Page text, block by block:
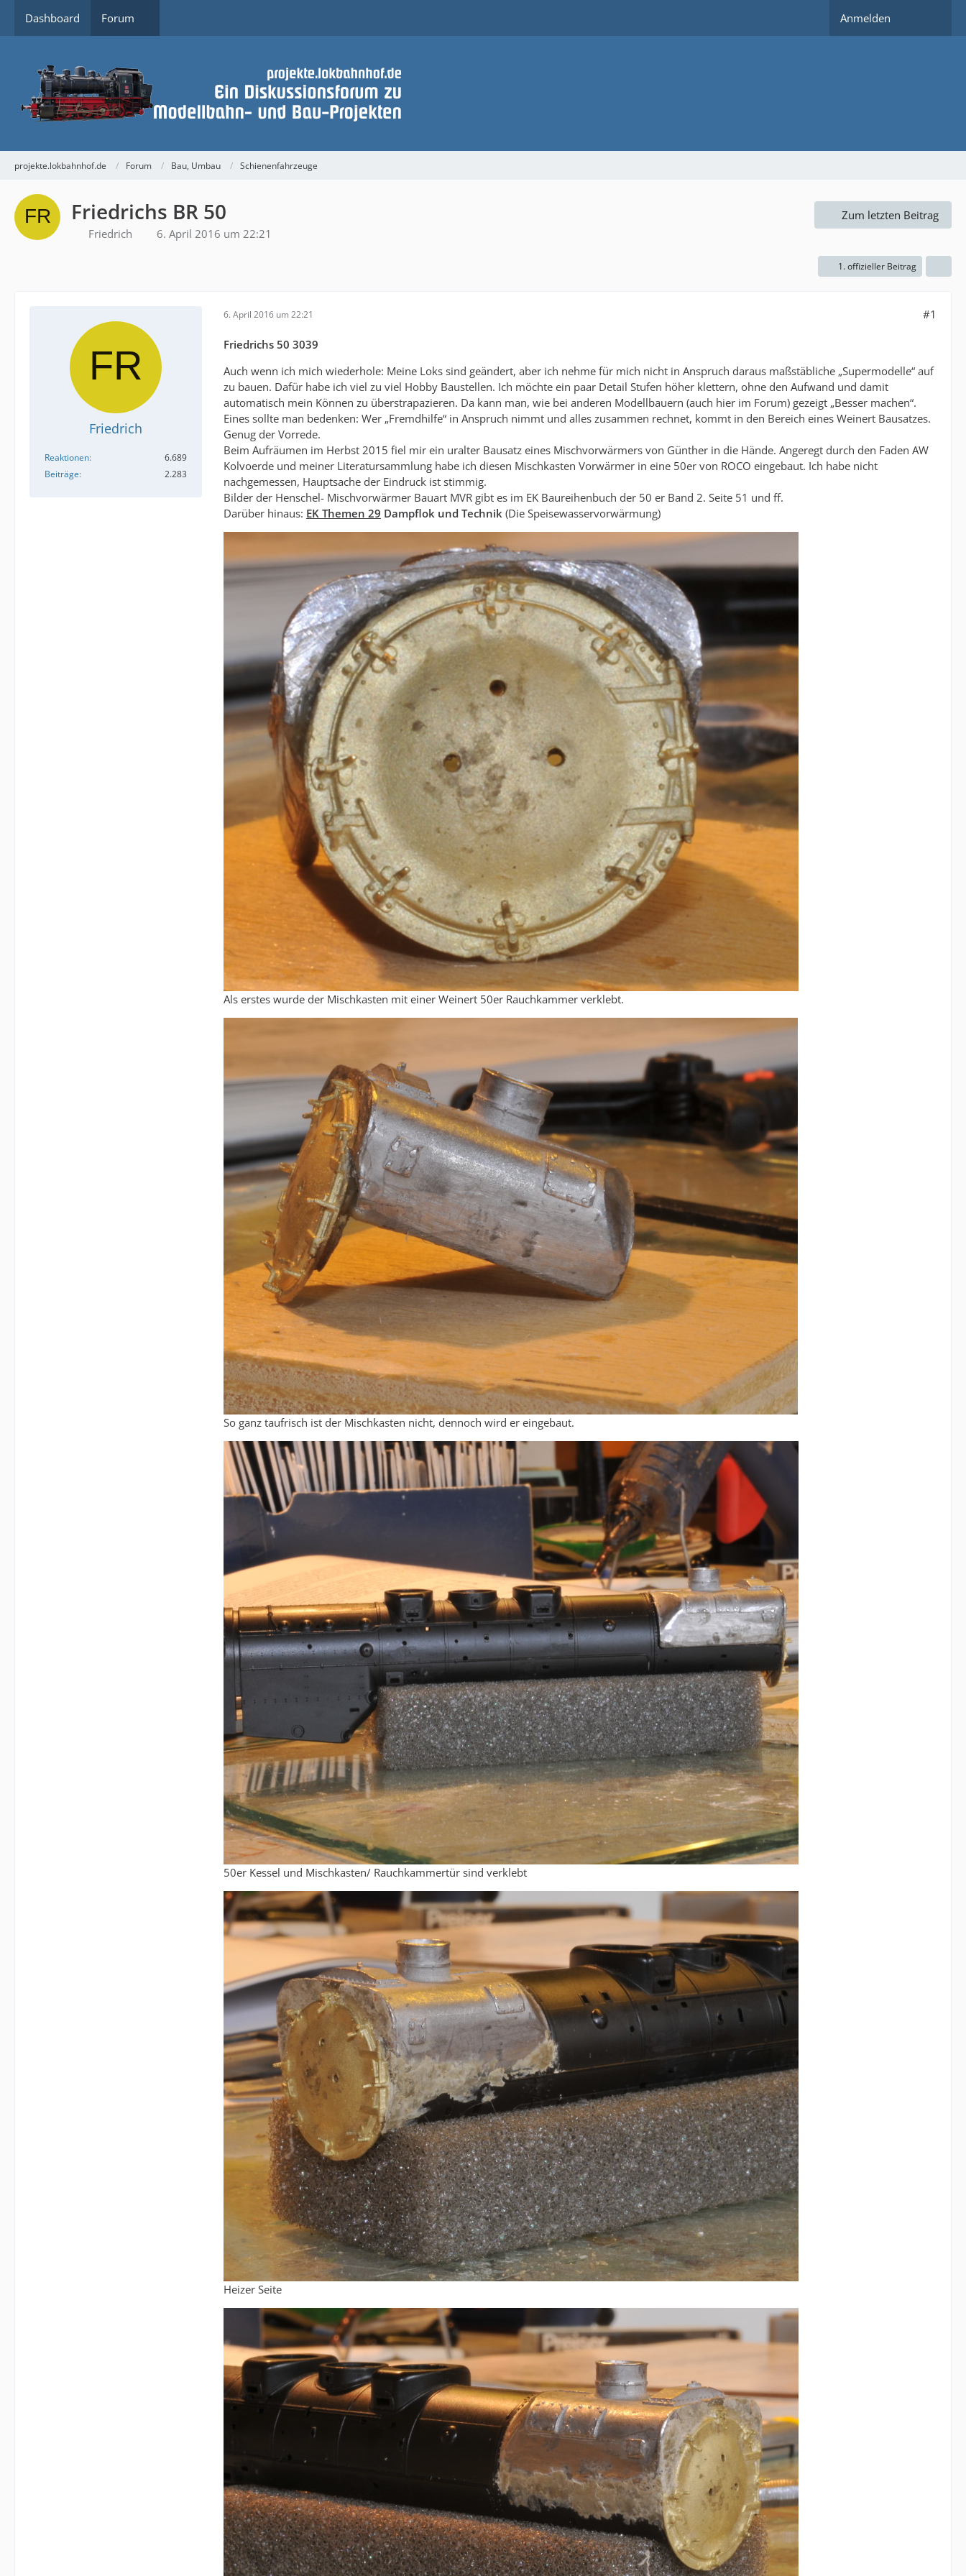
Dashboard Forum Anmelden
projekte.lokbahnhof.de Forum Bau, Umbau Schienenfahrzeuge
Friedrichs BR 50
Friedrich 6. April 2016 um 22:21
Zum letzten Beitrag
1. offizieller Beitrag
Friedrich
Reaktionen
6.689
Beiträge
2.283
6. April 2016 um 22:21 #1
Friedrichs 50 3039
Auch wenn ich mich wiederhole: Meine Loks sind geändert, aber ich nehme für mich nicht in Anspruch daraus maßstäbliche „Supermodelle“ auf
zu bauen. Dafür habe ich viel zu viel Hobby Baustellen. Ich möchte ein paar Detail Stufen höher klettern, ohne den Aufwand und damit
automatisch mein Können zu überstrapazieren. Da kann man, wie bei anderen Modellbauern (auch hier im Forum) gezeigt „Besser machen“.
Eines sollte man bedenken: Wer „Fremdhilfe“ in Anspruch nimmt und alles zusammen rechnet, kommt in den Bereich eines Weinert Bausatzes.
Genug der Vorrede.
Beim Aufräumen im Herbst 2015 fiel mir ein uralter Bausatz eines Mischvorwärmers von Günther in die Hände. Angeregt durch den Faden AW
Kolvoerde und meiner Literatursammlung habe ich diesen Mischkasten Vorwärmer in eine 50er von ROCO eingebaut. Ich habe nicht
nachgemessen, Hauptsache der Eindruck ist stimmig.
Bilder der Henschel- Mischvorwärmer Bauart MVR gibt es im EK Baureihenbuch der 50 er Band 2. Seite 51 und ff.
Darüber hinaus: EK Themen 29 Dampflok und Technik (Die Speisewasservorwärmung)
Als erstes wurde der Mischkasten mit einer Weinert 50er Rauchkammer verklebt.
So ganz taufrisch ist der Mischkasten nicht, dennoch wird er eingebaut.
50er Kessel und Mischkasten/ Rauchkammertür sind verklebt
Heizer Seite